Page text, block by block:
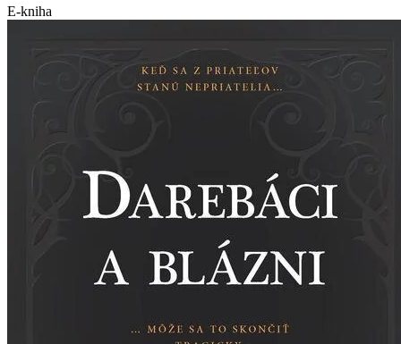
E-kniha